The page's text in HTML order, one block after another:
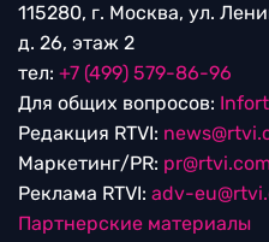
115280, г. Москва, ул.
д. 26, этаж 2
тел: +7 (499) 579-86-96
Для общих вопросов:
Редакция RTVI:
Маркетинг/PR:
Реклама RTVI: adv-
Партнерские материалы